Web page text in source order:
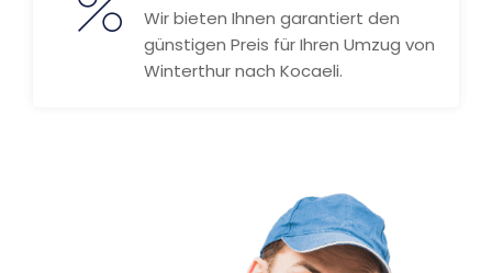
Wir bieten Ihnen garantiert den
günstigen Preis für Ihren Umzug von
Winterthur nach Kocaeli.